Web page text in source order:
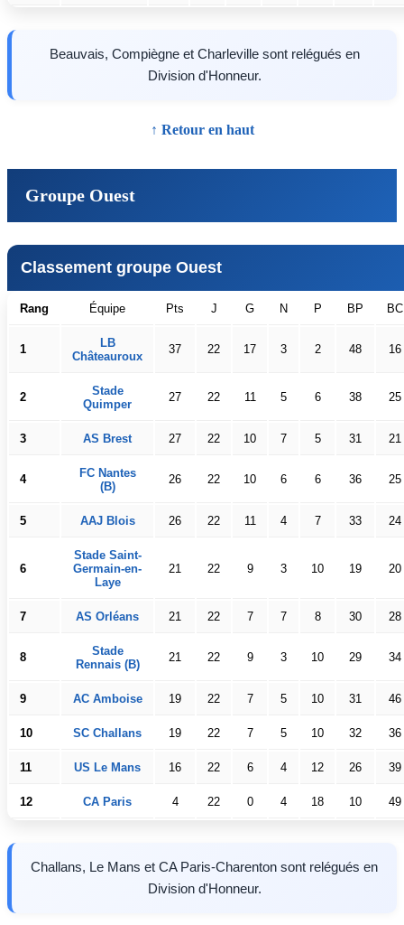
Beauvais, Compiègne et Charleville sont relégués en
Division d'Honneur.
↑ Retour en haut
Groupe Ouest
Classement groupe Ouest
Rang Équipe Pts J G N P BP BC
1
LB
Châteauroux
37 22 17 3 2 48 16
2
Stade
Quimper
27 22 11 5 6 38 25
3 AS Brest 27 22 10 7 5 31 21
4
FC Nantes
(B)
26 22 10 6 6 36 25
5 AAJ Blois 26 22 11 4 7 33 24
6
Stade Saint-
Germain-en-
Laye
21 22 9 3 10 19 20
7 AS Orléans 21 22 7 7 8 30 28
8
Stade
Rennais (B)
21 22 9 3 10 29 34
9 AC Amboise 19 22 7 5 10 31 46
10 SC Challans 19 22 7 5 10 32 36
11 US Le Mans 16 22 6 4 12 26 39
12 CA Paris 4 22 0 4 18 10 49
Challans, Le Mans et CA Paris-Charenton sont relégués en
Division d'Honneur.